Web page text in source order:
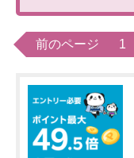
前のページ 1